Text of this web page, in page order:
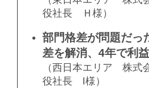
役社長 Ｈ様）
部門格差が問題だっ
差を解消、4年で利
（西日本エリア 株
役社長 I様）